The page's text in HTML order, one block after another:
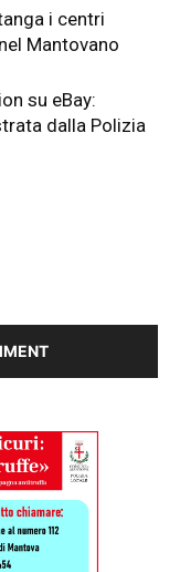
i centri
Mantovano
su eBay:
dalla Polizia